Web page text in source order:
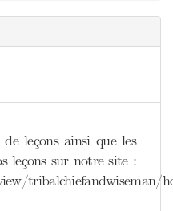
leçons ainsi que les
leçons sur notre site :
tribalchiefandwiseman/